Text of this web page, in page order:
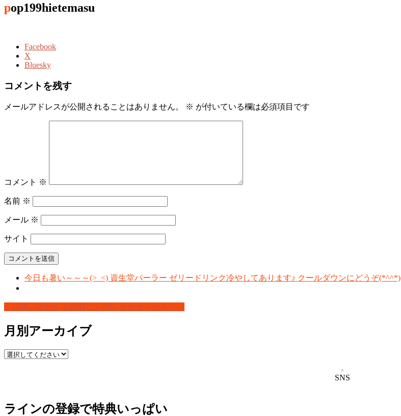
pop199hietemasu
Facebook
X
Bluesky
コメントを残す
メールアドレスが公開されることはありません。 ※ が付いている欄は必須項目です
コメント ※
名前 ※
メール ※
サイト
今日も暑い～～～(>_<) 資生堂パーラー ゼリードリンク冷やしてあります♪ クールダウンにどうぞ(*^^*)
お問い合わせ お気軽にお問い合わせください。
月別アーカイブ
SNS
ラインの登録で特典いっぱい